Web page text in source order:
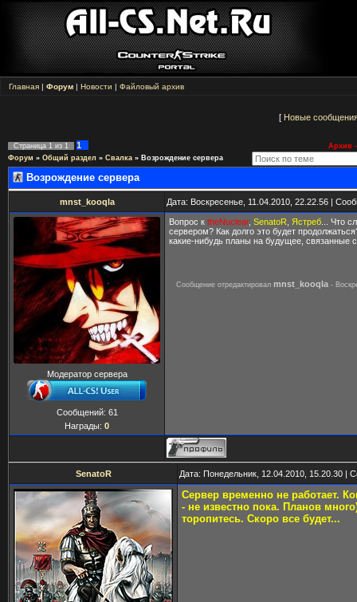
Главная | Форум | Новости | Файловый архив
[ Новые
Страница 1 из 1 1
Архив -
Форум » Общий раздел » Свалка » Возрождение сервера
Возрождение сервера
mnst_kooqla Дата: Воскресенье, 11.04.2010, 22.22.56 |
Модератор сервера
Сообщений: 61
Награды: 0
Вопрос к theNuclear, SenatoR Ястреб ... Что
сервером? Как долго это будет
какие-нибудь планы на будущее, связанные
Сообщение отредактировал mnst_kooqla -
SenatoR Дата: Понедельник, 12.04.2010, 15.20.30 |
Сервер временно не работает.
- не известно пока. Планов
торопитесь. Скоро все будет...